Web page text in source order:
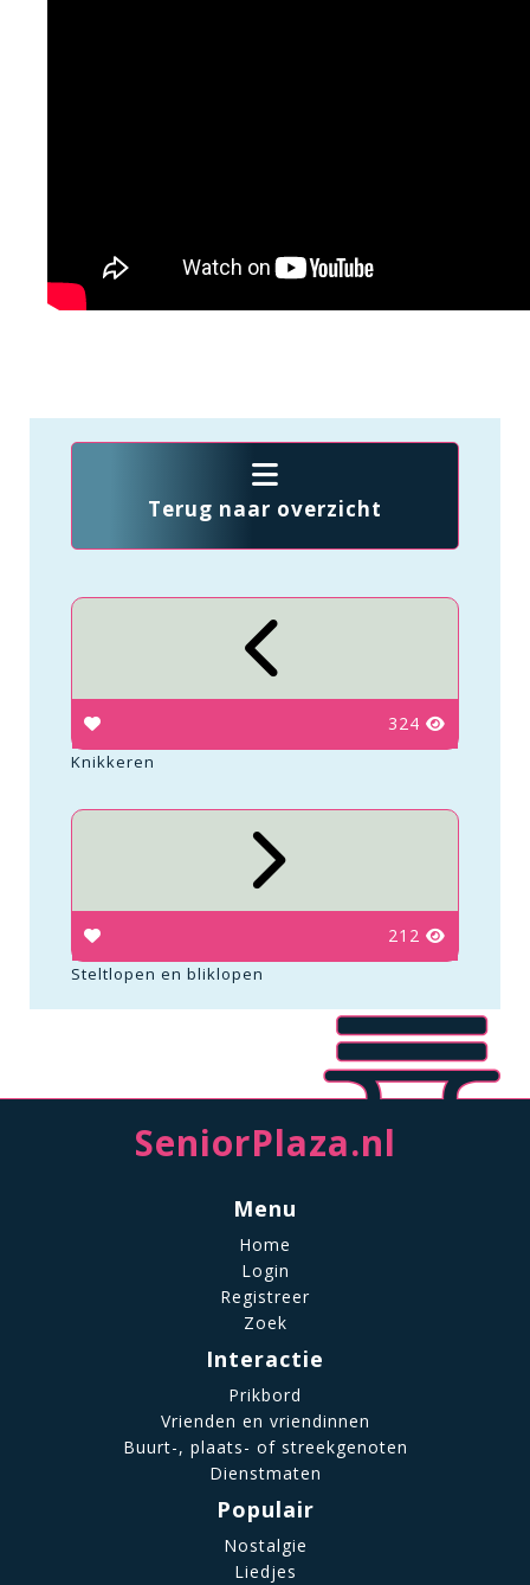
Terug naar overzicht
324
Knikkeren
212
Steltlopen en bliklopen
SeniorPlaza.nl
Menu
Home
Login
Registreer
Zoek
Interactie
Prikbord
Vrienden en vriendinnen
Buurt-, plaats- of streekgenoten
Dienstmaten
Populair
Nostalgie
Liedjes